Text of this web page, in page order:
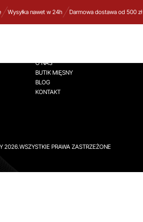
Wysyłka nawet w 24h Darmowa dostawa od 500 zł
O NAS
BUTIK MIĘSNY
BLOG
KONTAKT
2026.WSZYSTKIE PRAWA ZASTRZEŻONE